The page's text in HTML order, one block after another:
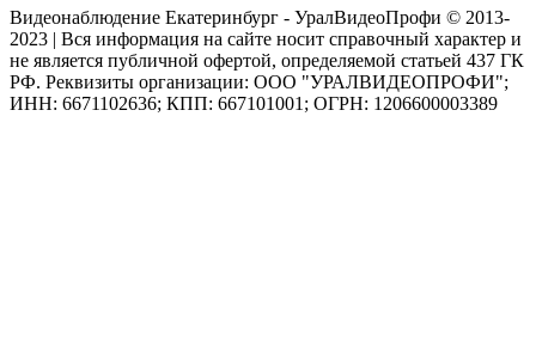
Видеонаблюдение Екатеринбург - УралВидеоПрофи © 2013-
2023 | Вся информация на сайте носит справочный характер и
не является публичной офертой, определяемой статьей 437 ГК
РФ. Реквизиты организации: ООО "УРАЛВИДЕОПРОФИ";
ИНН: 6671102636; КПП: 667101001; ОГРН: 1206600003389